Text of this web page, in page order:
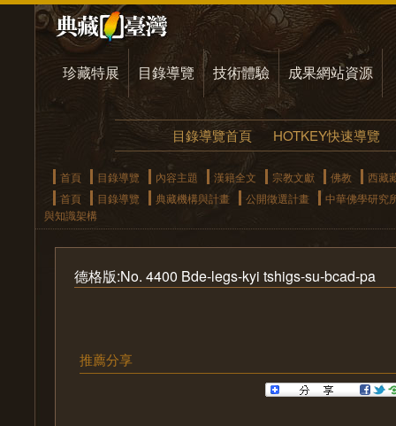
珍藏特展 目錄導覽 技術體驗 成果網站資源
目錄導覽首頁 HOTKEY快速導覽
首頁 目錄導覽 內容主題 漢籍全文 宗教文獻 佛教
西藏
首頁
目錄導覽 典藏機構與計畫 公開徵選計畫
中華佛學研究
與知識架構
德格版:No. 4400 Bde-legs-kyi tshigs-su-bcad-pa
推薦分享